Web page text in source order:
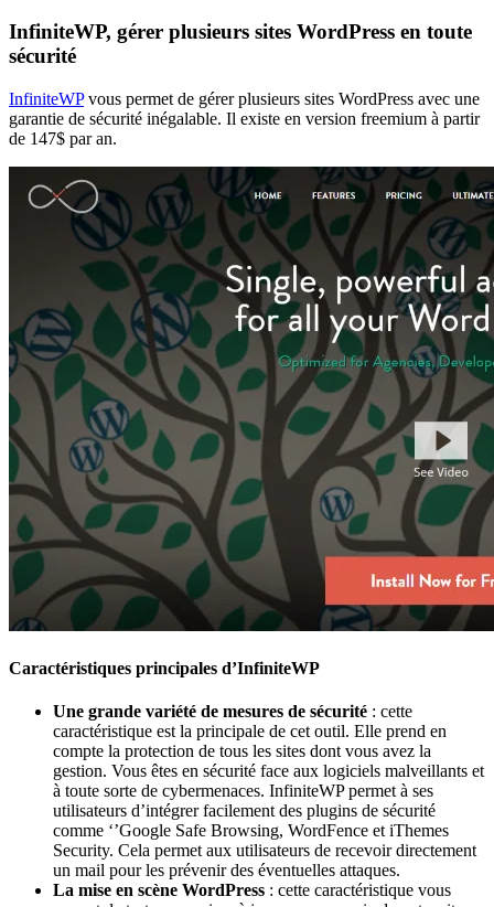
InfiniteWP, gérer plusieurs sites WordPress en toute
sécurité
InfiniteWPvous permet de gérer plusieurs sites WordPress avec une
garantie de sécurité inégalable. Il existe en version freemium à partir
de 147$ par an.
Caractéristiques principales d’InfiniteWP
Une grande variété de mesures de sécurité : cette
caractéristique est la principale de cet outil. Elle prend en
compte la protection de tous les sites dont vous avez la
gestion. Vous êtes en sécurité face aux logiciels malveillants et
à toute sorte de cybermenaces. InfiniteWP permet à ses
utilisateurs d’intégrer facilement des plugins de sécurité
comme ‘’Google Safe Browsing, WordFence et iThemes
Security. Cela permet aux utilisateurs de recevoir directement
un mail pour les prévenir des éventuelles attaques.
La mise en scène WordPress : cette caractéristique vous